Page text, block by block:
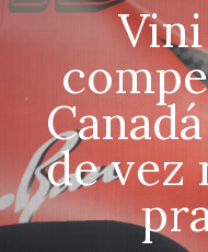
de vez